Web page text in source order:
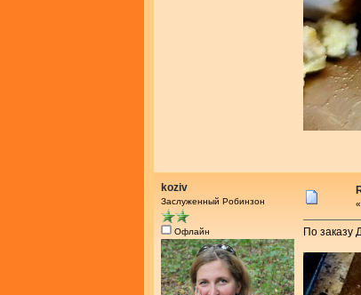
koziv
Заслуженный Робинзон
Офлайн
«
По заказу